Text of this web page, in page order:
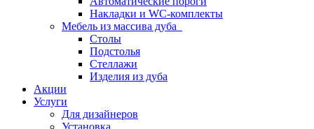
Накладки и WC-комплекты
Мебель из массива дуба
Столы
Подстолья
Стеллажи
Изделия из дуба
Акции
Услуги
Для дизайнеров
Установка